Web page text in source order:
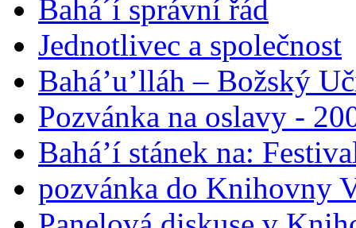
Bahá´í správní řád
Jednotlivec a společnost
Bahá’u’lláh – Božský
Pozvánka na oslavy -
Bahá’í stánek na:
pozvánka do Knihovny